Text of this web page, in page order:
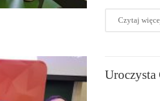
Czytaj